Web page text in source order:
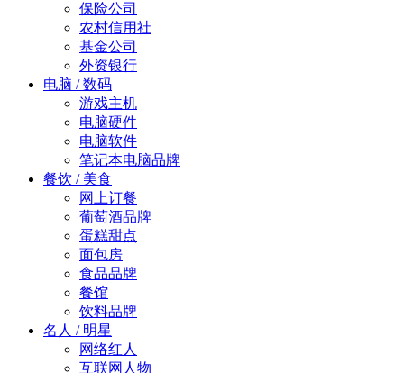
保险公司
农村信用社
基金公司
外资银行
电脑 / 数码
游戏主机
电脑硬件
电脑软件
笔记本电脑品牌
餐饮 / 美食
网上订餐
葡萄酒品牌
蛋糕甜点
面包房
食品品牌
餐馆
饮料品牌
名人 / 明星
网络红人
互联网人物